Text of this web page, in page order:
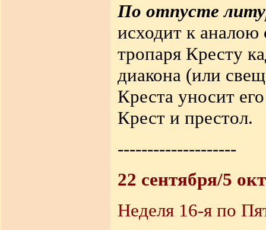
По отпусте
исходит к
тропаря Кресту
диакона (или
Креста уносит
Крест и престол.
--------------------
22 сентября/5
Неделя 16-я по